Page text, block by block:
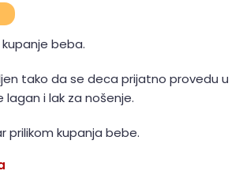
beba.
tako da se deca prijatno provedu u
i lak za nošenje.
prilikom kupanja bebe.